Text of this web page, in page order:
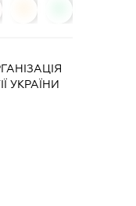
УКРАЇНИ